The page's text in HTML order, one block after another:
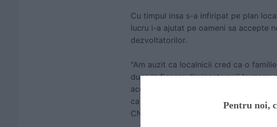
Cu timpul insa s-a infiripat pe plan
lucru i-a ajutat pe oameni sa accepte
dezvoltatorilor.
"Am auzit ca localnicii cred ca o
duce in fiecare dimineata puii la mare,
accesul familiei de dragoni si a atrage
ca dragonii sa poata trece prin ea”, a
CNN.
Pentru noi,